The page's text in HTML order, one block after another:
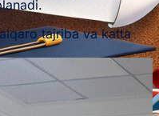
tajriba va katta